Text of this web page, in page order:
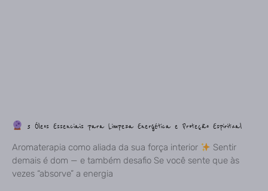
3 Óleos Essenciais para Limpeza Energética e Proteção Espiritual
Aromaterapia como aliada da sua força interior
Sentir
demais é dom — e também desafio Se você sente que às
vezes “absorve” a energia